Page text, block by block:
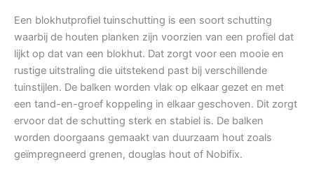
Een blokhutprofiel tuinschutting is een soort schutting
waarbij de houten planken zijn voorzien van een profiel dat
lijkt op dat van een blokhut. Dat zorgt voor een mooie en
rustige uitstraling die uitstekend past bij verschillende
tuinstijlen. De balken worden vlak op elkaar gezet en met
een tand-en-groef koppeling in elkaar geschoven. Dit zorgt
ervoor dat de schutting sterk en stabiel is. De balken
worden doorgaans gemaakt van duurzaam hout zoals
geïmpregneerd grenen, douglas hout of Nobifix.